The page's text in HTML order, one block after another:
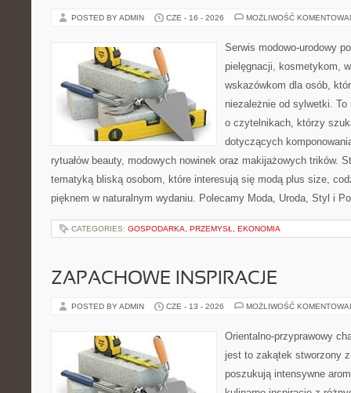
POSTED BY ADMIN CZE - 16 - 2026 MOŻLIWOŚĆ
Serwis modowo-urodowy
pielęgnacji, kosmetykom,
wskazówkom dla osób,
niezależnie od sylwetki.
o czytelnikach, którzy
dotyczących
rytuałów beauty, modowych nowinek oraz makijażowych trików.
tematyką bliską osobom, które interesują się modą plus size,
pięknem w naturalnym wydaniu. Polecamy Moda, Uroda, Styl i
CATEGORIES: GOSPODARKA, PRZEMYSŁ, EKONOMIA
ZAPACHOWE INSPIRACJE
POSTED BY ADMIN CZE - 13 - 2026 MOŻLIWOŚĆ
Orientalno-przyprawowy
jest to zakątek stworzony
poszukują intensywne